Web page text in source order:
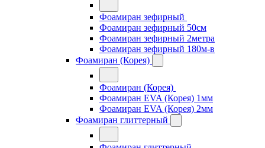
Фоамиран зефирный
Фоамиран зефирный 50см
Фоамиран зефирный 2метра
Фоамиран зефирный 180м-в
Фоамиран (Корея)
Фоамиран (Корея)
Фоамиран EVA (Корея) 1мм
Фоамиран EVA (Корея) 2мм
Фоамиран глиттерный